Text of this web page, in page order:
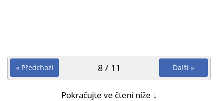
« Předchozí Další »
8 / 11
Pokračujte ve čtení níže ↓